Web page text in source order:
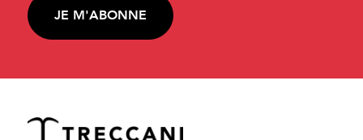
JE M'ABONNE